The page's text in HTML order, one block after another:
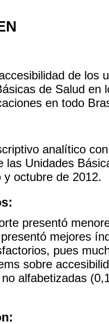
de los
de Salud en
en todo
analítico
las Unidades
y octubre de 2012.
presentó
mejores
pues
sobre
alfabetizadas